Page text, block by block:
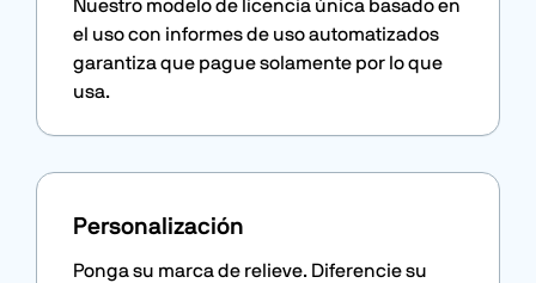
Nuestro modelo de licencia única basado en
el uso con informes de uso automatizados
garantiza que pague solamente por lo que
usa.
Personalización
Ponga su marca de relieve. Diferencie su